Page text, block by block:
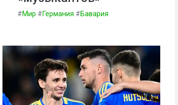
#Мир #Германия #Бавария